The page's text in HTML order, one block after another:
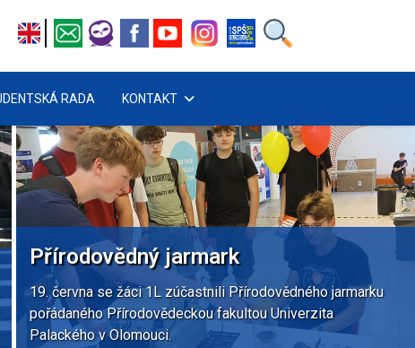
RADA KONTAKT
Přírodovědný jarmark
19. června se žáci 1L zúčastnili Přírodovědného jarmarku
pořádaného Přírodovědeckou fakultou Univerzita
Palackého v Olomouci.